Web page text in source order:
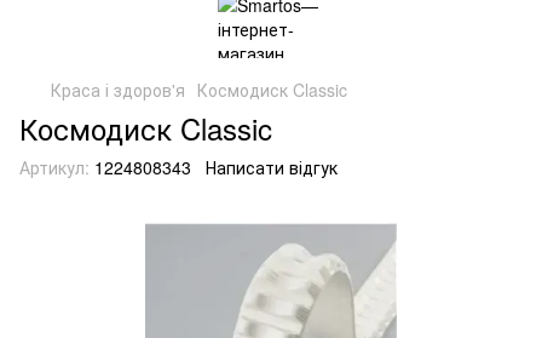
Краса і здоров'я Космодиск Classic
Космодиск Classic
Артикул: 1224808343 Написати відгук